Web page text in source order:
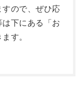
ので、ぜひ応
下にある「お
す。